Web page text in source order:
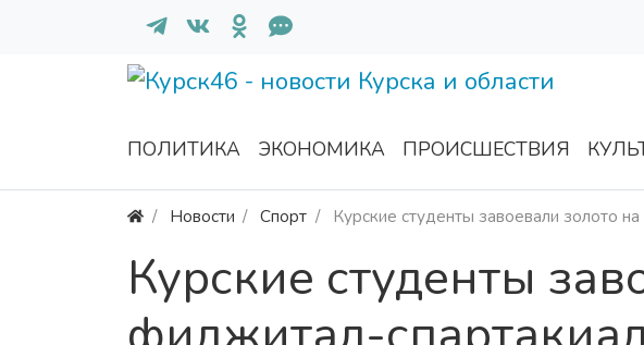
ПОЛИТИКА ЭКОНОМИКА ПРОИСШЕСТВИЯ
Новости Спорт Курские студенты завоевали золото
Курские студенты